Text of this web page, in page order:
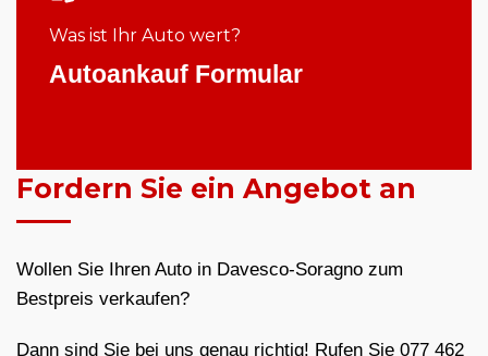
Was ist Ihr Auto wert?
Autoankauf Formular
Fordern Sie ein Angebot an
Wollen Sie Ihren Auto in Davesco-Soragno zum
Bestpreis verkaufen?
Dann sind Sie bei uns genau richtig! Rufen Sie 077 462